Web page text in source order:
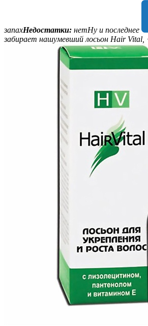
запахНедостатки: нетНу и последнее
забирает нашумевший лосьон Hair Vital,